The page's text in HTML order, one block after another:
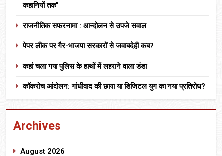
कहानियों तक”
राजनीतिक सफरनामा : आन्दोलन से उपजे सवाल
पेपर लीक पर गैर-भाजपा सरकारों से जवाबदेही कब?
कहां चला गया पुलिस के हाथों में लहराने वाला डंडा
कॉकरोच आंदोलन: गांधीवाद की छाया या डिजिटल युग का नया प्रतिरोध?
Archives
August 2026